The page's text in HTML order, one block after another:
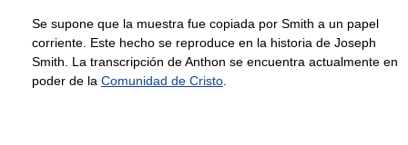
Se supone que la muestra fue copiada por Smith a un papel
corriente. Este hecho se reproduce en la historia de Joseph
Smith. La transcripción de Anthon se encuentra actualmente en
poder de la Comunidad de Cristo